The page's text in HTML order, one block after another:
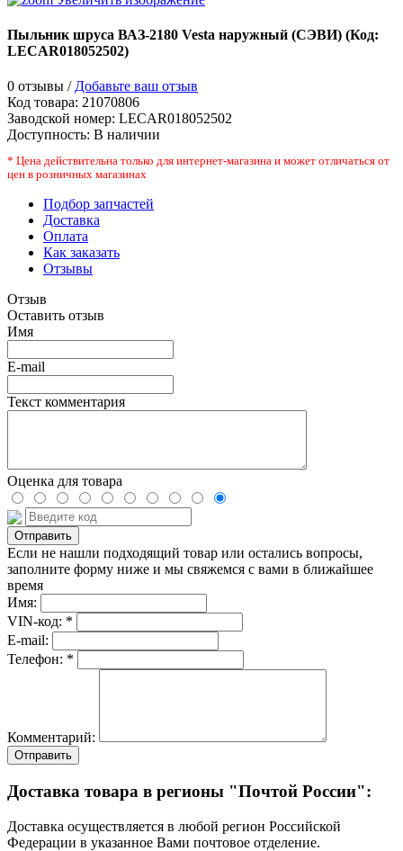
Пыльник шруса ВАЗ-2180 Vesta наружный (СЭВИ) (Код:
LECAR018052502)
0 отзывы / Добавьте ваш отзыв
Код товара: 21070806
Заводской номер: LECAR018052502
Доступность: В наличии
* Цена действительна только для интернет-магазина и может отличаться от
цен в розничных магазинах
Подбор запчастей
Доставка
Оплата
Как заказать
Отзывы
Отзыв
Оставить отзыв
Имя
E-mail
Текст комментария
Оценка для товара
Если не нашли подходящий товар или остались вопросы,
заполните форму ниже и мы свяжемся с вами в ближайшее
время
Имя:
VIN-код: *
E-mail:
Телефон: *
Комментарий:
Отправить
Доставка товара в регионы "Почтой России":
Доставка осуществляется в любой регион Российской
Федерации в указанное Вами почтовое отделение.